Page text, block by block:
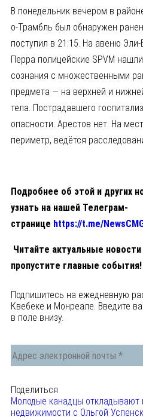
В понедельник вечером в
о-Трамбль был обнаружен
поступил в 21:15. На авеню
Перра полицейские SPVM
сознания с множественными
предмета — на верхней и
тела. Пострадавшего
опасности. Арестов нет. На
периметр, ведётся
Подробнее об этой и других
узнать на нашей Телеграм-
странице https://t.me/
Читайте актуальные
пропустите главные события!
Подпишитесь на ежедневную
Квебеке и Монреале. Введите ваш адрес электронной почты
в поле внизу.
Поделиться
Молодые канадцы откладывают
недвижимости с Ольгой